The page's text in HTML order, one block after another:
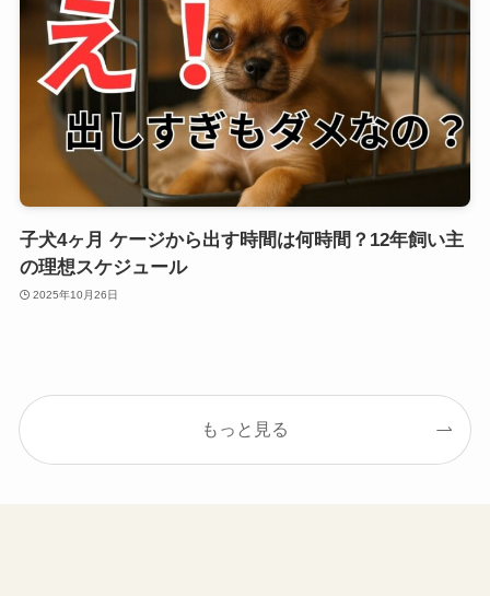
子犬4ヶ月 ケージから出す時間は何時間？12年飼い主
の理想スケジュール
2025年10月26日
もっと見る